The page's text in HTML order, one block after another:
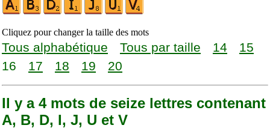
Cliquez pour changer la taille des mots
Tous alphabétique Tous par taille 14
15
16
17 18 19 20
Il y a 4 mots de seize lettres contenant
A, B, D, I, J, U et V